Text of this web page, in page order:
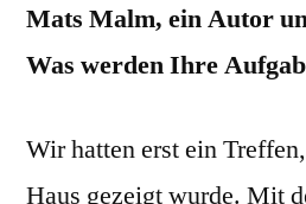
Mats Malm, ein Autor
Was werden Ihre
Wir hatten erst ein
Haus gezeigt wurde. Mit